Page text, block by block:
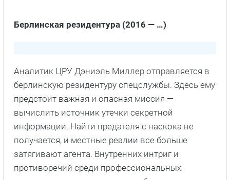
Берлинская резидентура (2016 — …)
Аналитик ЦРУ Дэниэль Миллер отправляется в
берлинскую резидентуру спецслужбы. Здесь ему
предстоит важная и опасная миссия —
вычислить источник утечки секретной
информации. Найти предателя с наскока не
получается, и местные реалии все больше
затягивают агента. Внутренних интриг и
противоречий среди профессиональных